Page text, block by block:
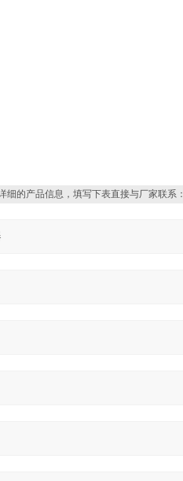
细的产品信息，填写下表直接与厂家联系：